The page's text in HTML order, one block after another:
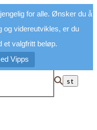
for alle. Ønsker du å
og videreutvikles, er du
et valgfritt beløp.
Vipps